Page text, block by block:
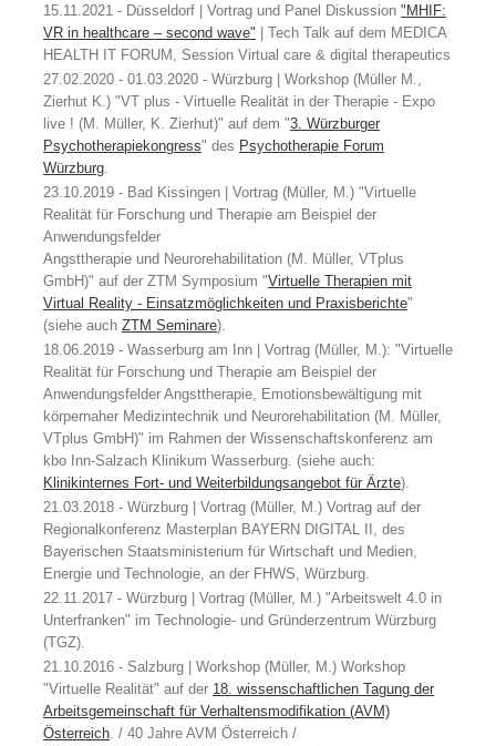
15.11.2021 - Düsseldorf | Vortrag und Panel Diskussion "MHIF:
VR in healthcare – second wave" | Tech Talk auf dem MEDICA
HEALTH IT FORUM, Session Virtual care & digital therapeutics
27.02.2020 - 01.03.2020 - Würzburg | Workshop (Müller M.,
Zierhut K.) "VT plus - Virtuelle Realität in der Therapie - Expo
live ! (M. Müller, K. Zierhut)" auf dem "3. Würzburger
Psychotherapiekongress" des Psychotherapie Forum
Würzburg.
23.10.2019 - Bad Kissingen | Vortrag (Müller, M.) "Virtuelle
Realität für Forschung und Therapie am Beispiel der
Anwendungsfelder
Angsttherapie und Neurorehabilitation (M. Müller, VTplus
GmbH)" auf der ZTM Symposium "Virtuelle Therapien mit
Virtual Reality - Einsatzmöglichkeiten und Praxisberichte"
(siehe auch ZTM Seminare).
18.06.2019 - Wasserburg am Inn | Vortrag (Müller, M.): "Virtuelle
Realität für Forschung und Therapie am Beispiel der
Anwendungsfelder Angsttherapie, Emotionsbewältigung mit
körpernaher Medizintechnik und Neurorehabilitation (M. Müller,
VTplus GmbH)" im Rahmen der Wissenschaftskonferenz am
kbo Inn-Salzach Klinikum Wasserburg. (siehe auch:
Klinikinternes Fort- und Weiterbildungsangebot für Ärzte).
21.03.2018 - Würzburg | Vortrag (Müller, M.) Vortrag auf der
Regionalkonferenz Masterplan BAYERN DIGITAL II, des
Bayerischen Staatsministerium für Wirtschaft und Medien,
Energie und Technologie, an der FHWS, Würzburg.
22.11.2017 - Würzburg | Vortrag (Müller, M.) "Arbeitswelt 4.0 in
Unterfranken" im Technologie- und Gründerzentrum Würzburg
(TGZ).
21.10.2016 - Salzburg | Workshop (Müller, M.) Workshop
"Virtuelle Realität" auf der 18. wissenschaftlichen Tagung der
Arbeitsgemeinschaft für Verhaltensmodifikation (AVM)
Österreich. / 40 Jahre AVM Österreich /